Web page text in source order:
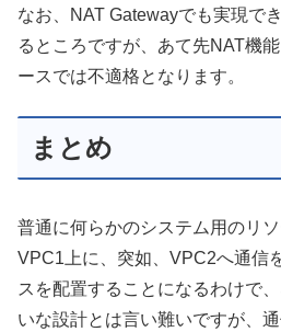
なお、NAT Gatewayでも実現で
るところですが、あて先NAT機
ースでは不適格となります。
まとめ
普通に何らかのシステム用のリ
VPC1上に、突如、VPC2へ通信
スを配置することになるわけで
いな設計とは言い難いですが、